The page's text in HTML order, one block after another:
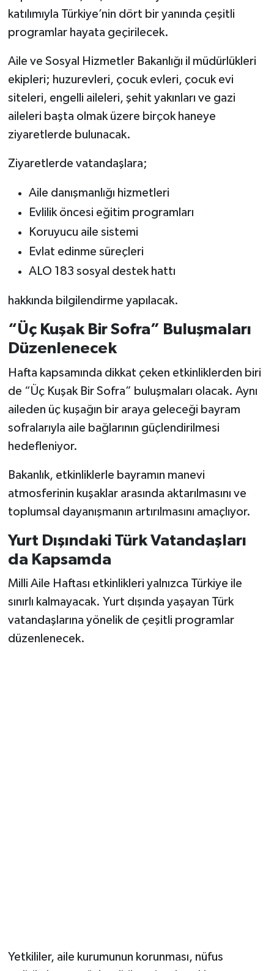
katılımıyla Türkiye’nin dört bir yanında çeşitli
programlar hayata geçirilecek.
Aile ve Sosyal Hizmetler Bakanlığı il müdürlükleri
ekipleri; huzurevleri, çocuk evleri, çocuk evi
siteleri, engelli aileleri, şehit yakınları ve gazi
aileleri başta olmak üzere birçok haneye
ziyaretlerde bulunacak.
Ziyaretlerde vatandaşlara;
Aile danışmanlığı hizmetleri
Evlilik öncesi eğitim programları
Koruyucu aile sistemi
Evlat edinme süreçleri
ALO 183 sosyal destek hattı
hakkında bilgilendirme yapılacak.
“Üç Kuşak Bir Sofra” Buluşmaları
Düzenlenecek
Hafta kapsamında dikkat çeken etkinliklerden biri
de “Üç Kuşak Bir Sofra” buluşmaları olacak. Aynı
aileden üç kuşağın bir araya geleceği bayram
sofralarıyla aile bağlarının güçlendirilmesi
hedefleniyor.
Bakanlık, etkinliklerle bayramın manevi
atmosferinin kuşaklar arasında aktarılmasını ve
toplumsal dayanışmanın artırılmasını amaçlıyor.
Yurt Dışındaki Türk Vatandaşları
da Kapsamda
Milli Aile Haftası etkinlikleri yalnızca Türkiye ile
sınırlı kalmayacak. Yurt dışında yaşayan Türk
vatandaşlarına yönelik de çeşitli programlar
düzenlenecek.
Yetkililer, aile kurumunun korunması, nüfus